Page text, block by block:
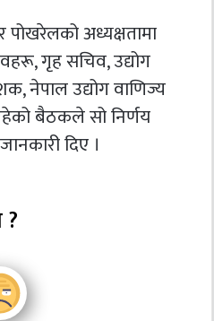
पोखरेलको अध्यक्षतामा
गृह सचिव, उद्योग
नेपाल उद्योग वाणिज्य
बैठकले सो निर्णय
दिए ।